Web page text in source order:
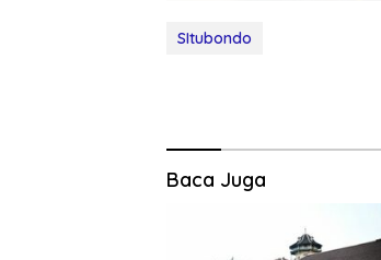
SItubondo
Baca Juga